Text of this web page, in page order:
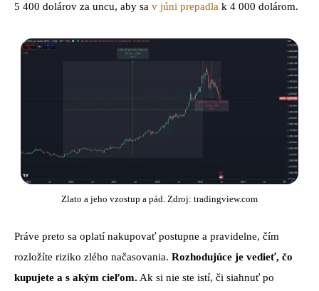
5 400 dolárov za uncu, aby sa v júni prepadla k 4 000 dolárom.
Zlato a jeho vzostup a pád. Zdroj: tradingview.com
Práve preto sa oplatí nakupovať postupne a pravidelne, čím
rozložíte riziko zlého načasovania. Rozhodujúce je vedieť, čo
kupujete a s akým cieľom. Ak si nie ste istí, či siahnuť po